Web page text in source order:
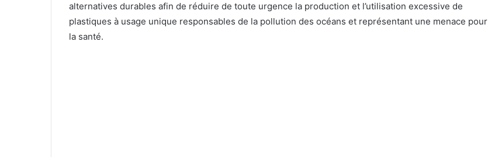
alternatives durables afin de réduire de toute urgence la production et l’utilisation excessive de
plastiques à usage unique responsables de la pollution des océans et représentant une menace pour
la santé.